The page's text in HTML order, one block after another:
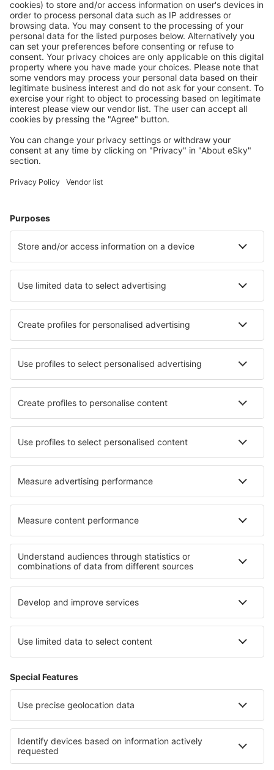
Rezervare fără griji cu opțiune gratuită de anulare.
Economiseşte mai mult
Prețuri atractive și oferte speciale pentru utilizatorii
conectați.
Cazarea preferată
Alege din peste 1,3 mil. de opţiuni: hoteluri, cabane,
Cele mai căutate cazări de către utilizatorii eSky
Cazare în Liverpool
Cazare în Manchester Cazare în Londra
Cazare în Edinburgh Cazare în Lowestoft
Cazare în Cromer Cazare în Penzance
Cele mai bune locuri de cazare - orașe
Cazare în Lubień Kujawski Cazare în Karnin
Cazare în Tournon-d'Agenais Cazare în Kingman
Cazare în Rekem Cazare în Trockenborn-Wolfersdorf,
Cele mai bune locuri de cazare - regiuni
Cazare ȋn Irlanda de Nord Cazare în Pembrokeshire
Cazare in Wales Cazare ȋn Insulele Anglo-Normande
Cazare in Anglesey Cazare in Parcul Național Big Bend
Cazare în Arc Cazare în Itaca Cazare in Spis